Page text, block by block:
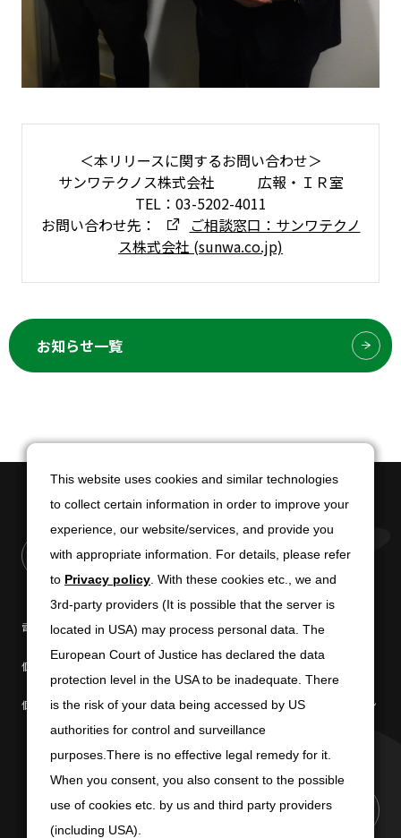
＜本リリースに関するお問い合わせ＞
サンワテクノス株式会社 広報・ＩＲ室
TEL：03-5202-4011
お問い合わせ先：
ご相談窓口：サンワテクノ
ス株式会社 (sunwa.co.jp)
お知らせ一覧
電子公告 免責条項
個人情報の取扱いについて
個人情報の共同利用について 商標使用に関するガイドライン
PAGE TOP
This website uses cookies and similar technologies
to collect certain information in order to improve your
experience, our website/services, and provide you
with appropriate information. For details, please refer
to Privacy policy . With these cookies etc., we and
3rd-party providers (It is possible that the server is
located in USA) may process personal data. The
European Court of Justice has declared the data
protection level in the USA to be inadequate. There
is the risk of your data being accessed by US
authorities for control and surveillance
purposes.There is no effective legal remedy for it.
When you consent, you also consent to the possible
use of cookies etc. by us and third party providers
(including USA).
This website uses cookies and similar technologies
to collect certain information in order to improve your
experience, our website/services, and provide you
with appropriate information. For details, please refer
to Privacy policy . With these cookies etc., we and
3rd-party providers (It is possible that the server is
located in USA) may process personal data. The
European Court of Justice has declared the data
protection level in the USA to be inadequate. There
is the risk of your data being accessed by US
authorities for control and surveillance
purposes.There is no effective legal remedy for it.
When you consent, you also consent to the possible
use of cookies etc. by us and third party providers
(including USA).